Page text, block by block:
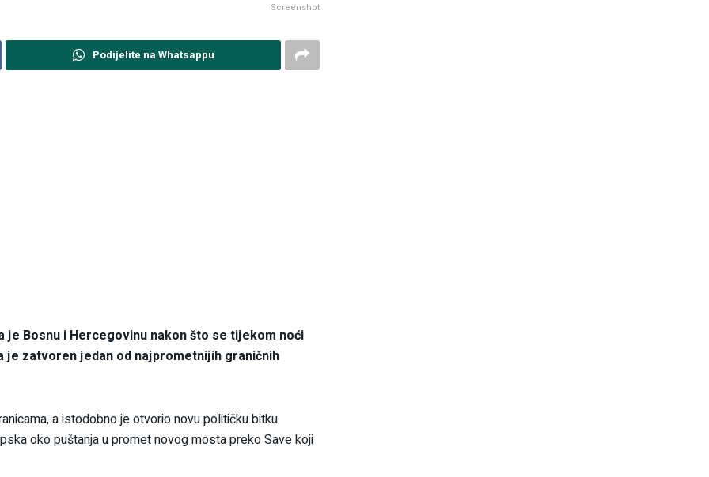
Screenshot
Podijelite na Whatsappu
Bosnu i Hercegovinu nakon što se tijekom noći
je zatvoren jedan od najprometnijih graničnih
a istodobno je otvorio novu političku bitku
oko puštanja u promet novog mosta preko Save koji